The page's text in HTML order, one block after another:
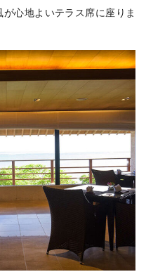
心地よいテラス席に座りま